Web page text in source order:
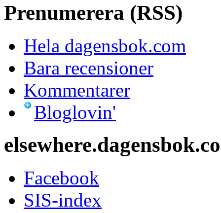
Prenumerera (RSS)
Hela dagensbok.com
Bara recensioner
Kommentarer
Bloglovin'
Facebook
SIS-index